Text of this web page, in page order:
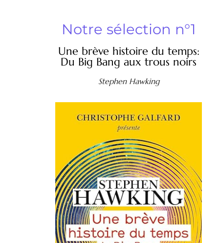
Notre sélection n°1
Une brève histoire du temps:
Du Big Bang aux trous noirs
Stephen Hawking